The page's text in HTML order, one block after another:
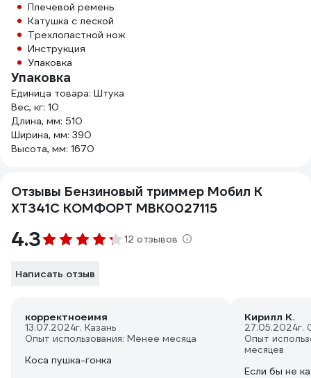
Плечевой ремень
Катушка с леской
Трехлопастной нож
Инструкция
Упаковка
Упаковка
Единица товара: Штука
Вес, кг: 10
Длина, мм: 510
Ширина, мм: 390
Высота, мм: 1670
Отзывы Бензиновый триммер Мобил К
XT341С КОМФОРТ MBK0027115
4.3 12 отзывов
Написать отзыв
корректноеимя
13.07.2024г. Казань
Опыт использования: Менее месяца
Коса пушка-гонка
Кирилл К.
27.05.2024г.
Опыт
месяцев
Если бы не